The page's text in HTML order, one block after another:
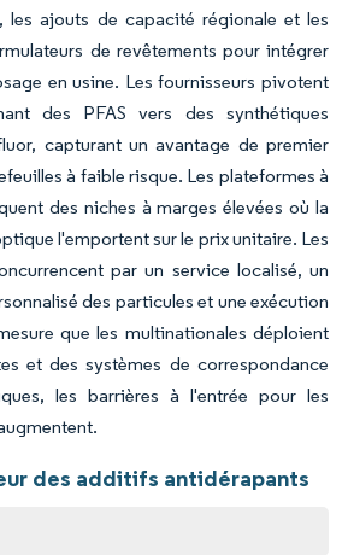
les ajouts de capacité régionale et les
de revêtements pour intégrer
en usine. Les fournisseurs pivotent
des PFAS vers des synthétiques
capturant un avantage de premier
à faible risque. Les plateformes à
des niches à marges élevées où la
l'emportent sur le prix unitaire. Les
par un service localisé, un
des particules et une exécution
que les multinationales déploient
et des systèmes de correspondance
les barrières à l'entrée pour les
des additifs antidérapants